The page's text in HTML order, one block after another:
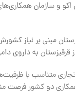
و سازمان
مبنی بر نیاز
به داروی
متناسب با
دو کشور فرصت